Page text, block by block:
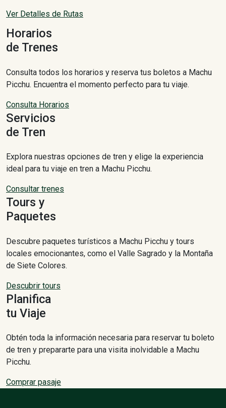
Ver Detalles de Rutas
Horarios
de Trenes
Consulta todos los horarios y reserva tus boletos a Machu
Picchu. Encuentra el momento perfecto para tu viaje.
Consulta Horarios
Servicios
de Tren
Explora nuestras opciones de tren y elige la experiencia
ideal para tu viaje en tren a Machu Picchu.
Consultar trenes
Tours y
Paquetes
Descubre paquetes turísticos a Machu Picchu y tours
locales emocionantes, como el Valle Sagrado y la Montaña
de Siete Colores.
Descubrir tours
Planifica
tu Viaje
Obtén toda la información necesaria para reservar tu boleto
de tren y prepararte para una visita inolvidable a Machu
Picchu.
Comprar pasaje